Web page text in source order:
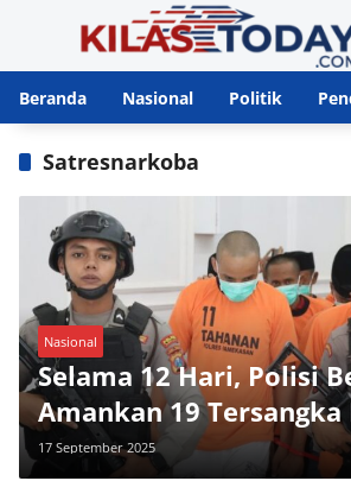
Beranda
Nasional Politik
Satresnarkoba
Nasional
Selama 12 Hari, Polisi
Amankan 19 Tersangka
Narkoba di Pamekasan
17 September 2025